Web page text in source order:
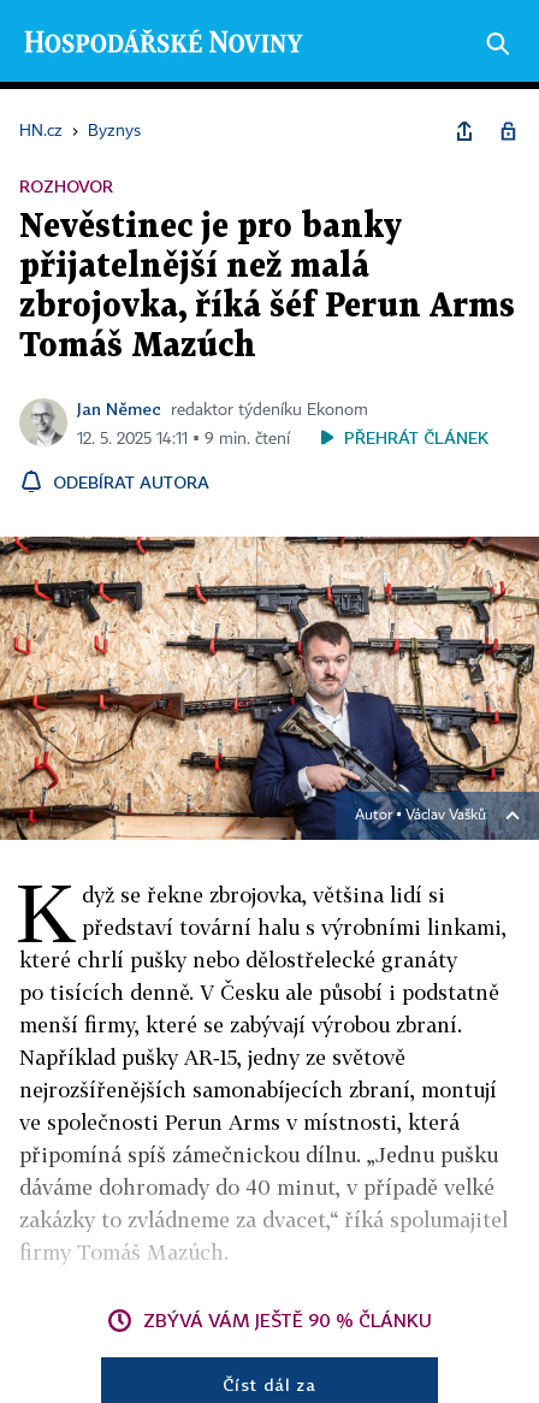
HN.cz › Byznys
ROZHOVOR
Nevěstinec je pro banky
přijatelnější než malá
zbrojovka, říká šéf Perun Arms
Tomáš Mazúch
Jan Němec
redaktor týdeníku Ekonom
12. 5. 2025 14:11 ▪ 9 min. čtení
PŘEHRÁT ČLÁNEK
ODEBÍRAT AUTORA
Autor ▪ Václav Vašků
K dyž se řekne zbrojovka, většina lidí si
představí tovární halu s výrobními linkami,
které chrlí pušky nebo dělostřelecké granáty
po tisících denně. V Česku ale působí i podstatně
menší firmy, které se zabývají výrobou zbraní.
Například pušky AR‑15, jedny ze světově
nejrozšířenějších samonabíjecích zbraní, montují
ve společnosti Perun Arms v místnosti, která
připomíná spíš zámečnickou dílnu. „Jednu pušku
dáváme dohromady do 40 minut, v případě velké
zakázky to zvládneme za dvacet,“ říká spolumajitel
firmy Tomáš Mazúch.
ZBÝVÁ VÁM JEŠTĚ 90 % ČLÁNKU
Číst dál za